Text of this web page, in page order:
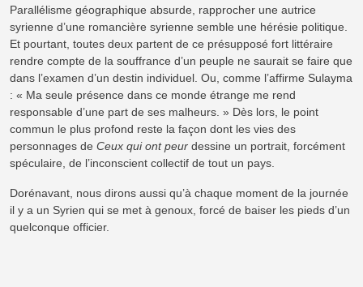
Parallélisme géographique absurde, rapprocher une autrice
syrienne d’une romancière syrienne semble une hérésie politique.
Et pourtant, toutes deux partent de ce présupposé fort littéraire
rendre compte de la souffrance d’un peuple ne saurait se faire que
dans l’examen d’un destin individuel. Ou, comme l’affirme Sulayma
: « Ma seule présence dans ce monde étrange me rend
responsable d’une part de ses malheurs. » Dès lors, le point
commun le plus profond reste la façon dont les vies des
personnages de Ceux qui ont peur dessine un portrait, forcément
spéculaire, de l’inconscient collectif de tout un pays.
Dorénavant, nous dirons aussi qu’à chaque moment de la journée
il y a un Syrien qui se met à genoux, forcé de baiser les pieds d’un
quelconque officier.